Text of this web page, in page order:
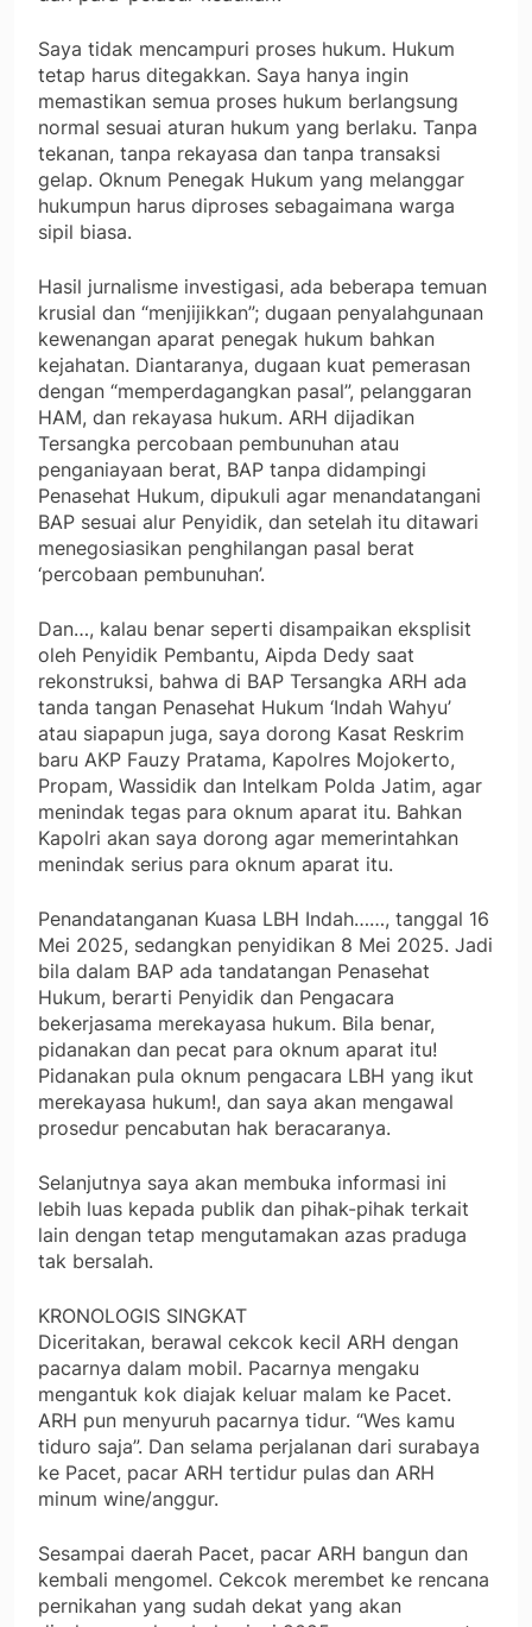
Saya tidak mencampuri proses hukum. Hukum
tetap harus ditegakkan. Saya hanya ingin
memastikan semua proses hukum berlangsung
normal sesuai aturan hukum yang berlaku. Tanpa
tekanan, tanpa rekayasa dan tanpa transaksi
gelap. Oknum Penegak Hukum yang melanggar
hukumpun harus diproses sebagaimana warga
sipil biasa.
Hasil jurnalisme investigasi, ada beberapa temuan
krusial dan “menjijikkan”; dugaan penyalahgunaan
kewenangan aparat penegak hukum bahkan
kejahatan. Diantaranya, dugaan kuat pemerasan
dengan “memperdagangkan pasal”, pelanggaran
HAM, dan rekayasa hukum. ARH dijadikan
Tersangka percobaan pembunuhan atau
penganiayaan berat, BAP tanpa didampingi
Penasehat Hukum, dipukuli agar menandatangani
BAP sesuai alur Penyidik, dan setelah itu ditawari
menegosiasikan penghilangan pasal berat
‘percobaan pembunuhan’.
Dan…, kalau benar seperti disampaikan eksplisit
oleh Penyidik Pembantu, Aipda Dedy saat
rekonstruksi, bahwa di BAP Tersangka ARH ada
tanda tangan Penasehat Hukum ‘Indah Wahyu’
atau siapapun juga, saya dorong Kasat Reskrim
baru AKP Fauzy Pratama, Kapolres Mojokerto,
Propam, Wassidik dan Intelkam Polda Jatim, agar
menindak tegas para oknum aparat itu. Bahkan
Kapolri akan saya dorong agar memerintahkan
menindak serius para oknum aparat itu.
Penandatanganan Kuasa LBH Indah……, tanggal 16
Mei 2025, sedangkan penyidikan 8 Mei 2025. Jadi
bila dalam BAP ada tandatangan Penasehat
Hukum, berarti Penyidik dan Pengacara
bekerjasama merekayasa hukum. Bila benar,
pidanakan dan pecat para oknum aparat itu!
Pidanakan pula oknum pengacara LBH yang ikut
merekayasa hukum!, dan saya akan mengawal
prosedur pencabutan hak beracaranya.
Selanjutnya saya akan membuka informasi ini
lebih luas kepada publik dan pihak-pihak terkait
lain dengan tetap mengutamakan azas praduga
tak bersalah.
KRONOLOGIS SINGKAT
Diceritakan, berawal cekcok kecil ARH dengan
pacarnya dalam mobil. Pacarnya mengaku
mengantuk kok diajak keluar malam ke Pacet.
ARH pun menyuruh pacarnya tidur. “Wes kamu
tiduro saja”. Dan selama perjalanan dari surabaya
ke Pacet, pacar ARH tertidur pulas dan ARH
minum wine/anggur.
Sesampai daerah Pacet, pacar ARH bangun dan
kembali mengomel. Cekcok merembet ke rencana
pernikahan yang sudah dekat yang akan